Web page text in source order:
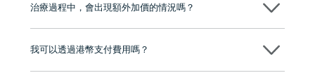
有咨詢及服務保障中心，有任何問題都可以隨時預約免費咨詢，讓人十
治療過程中，會出現額外加價的情況嗎？
不會，治療前我們會詳細說明治療方案及對應的價錢，顧客同意並簽字
我可以透過港幣支付費用嗎？